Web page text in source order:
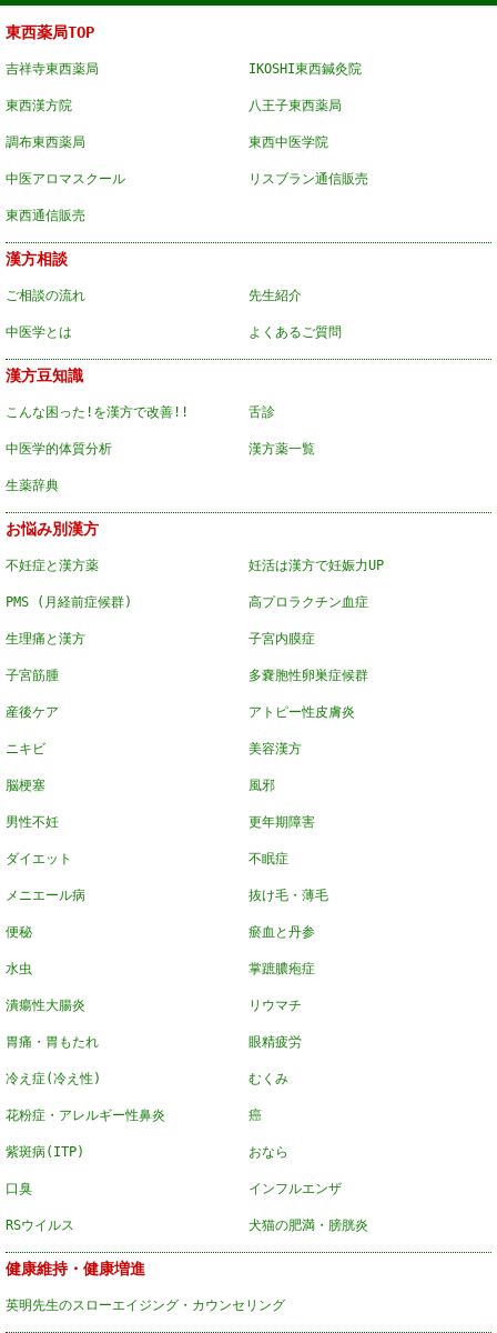
東西薬局TOP
吉祥寺東西薬局 IKOSHI東西鍼灸院
東西漢方院 八王子東西薬局
調布東西薬局 東西中医学院
中医アロマスクール リスブラン通信販売
東西通信販売
漢方相談
ご相談の流れ 先生紹介
中医学とは よくあるご質問
漢方豆知識
こんな困った!を漢方で改善!! 舌診
中医学的体質分析 漢方薬一覧
生薬辞典
お悩み別漢方
不妊症と漢方薬 妊活は漢方で妊娠力UP
PMS (月経前症候群) 高プロラクチン血症
生理痛と漢方 子宮内膜症
子宮筋腫 多嚢胞性卵巣症候群
産後ケア アトピー性皮膚炎
ニキビ 美容漢方
脳梗塞 風邪
男性不妊 更年期障害
ダイエット 不眠症
メニエール病 抜け毛・薄毛
便秘 瘀血と丹参
水虫 掌蹠膿疱症
潰瘍性大腸炎 リウマチ
胃痛・胃もたれ 眼精疲労
冷え症(冷え性) むくみ
花粉症・アレルギー性鼻炎 癌
紫斑病(ITP) おなら
口臭 インフルエンザ
RSウイルス 犬猫の肥満・膀胱炎
健康維持・健康増進
英明先生のスローエイジング・カウンセリング